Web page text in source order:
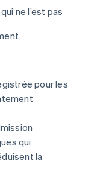
ne l’est pas
pour les
qui
la